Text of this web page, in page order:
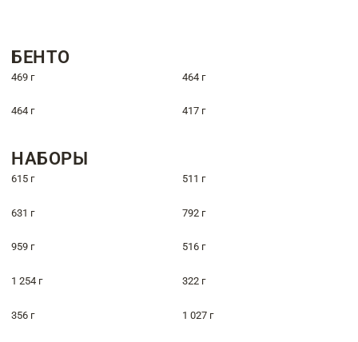
БЕНТО
469 г 464 г
464 г 417 г
НАБОРЫ
615 г 511 г
631 г 792 г
959 г 516 г
1 254 г 322 г
356 г 1 027 г